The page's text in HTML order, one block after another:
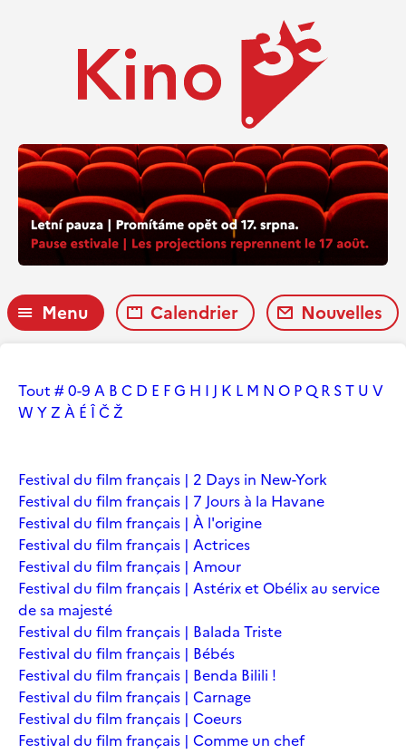
Menu Calendrier Nouvelles
Tout # 0-9 A B C D E FG H I J K L M N O PQ R ST U V
W YZ À É ÎČŽ
Festival du film français | 2 Days in New-York
Festival du film français | 7 Jours à la Havane
Festival du film français | À l'origine
Festival du film français | Actrices
Festival du film français | Amour
Festival du film français | Astérix et Obélix au service
de sa majesté
Festival du film français | Balada Triste
Festival du film français | Bébés
Festival du film français | Benda Bilili !
Festival du film français | Carnage
Festival du film français | Coeurs
Festival du film français | Comme un chef